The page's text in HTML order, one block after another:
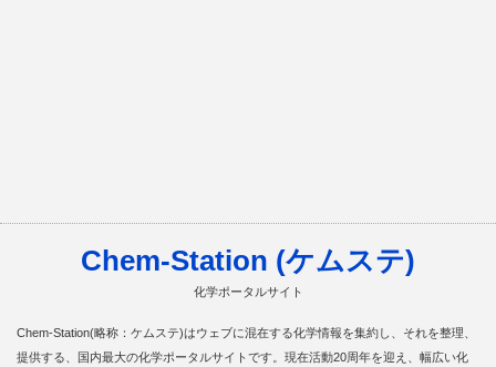
Chem-Station (ケムステ)
化学ポータルサイト
Chem-Station(略称：ケムステ)はウェブに混在する化学情報を集約し、それを整理、
提供する、国内最大の化学ポータルサイトです。現在活動20周年を迎え、幅広い化